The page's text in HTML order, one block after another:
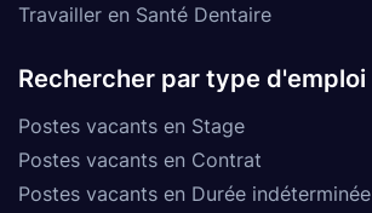
Travailler en Santé Dentaire
Rechercher par type d'emploi
Postes vacants en Stage
Postes vacants en Contrat
Postes vacants en Durée indéterminée